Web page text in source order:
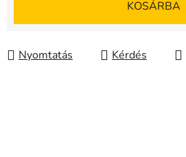
KOSÁRBA
Nyomtatás Kérdés